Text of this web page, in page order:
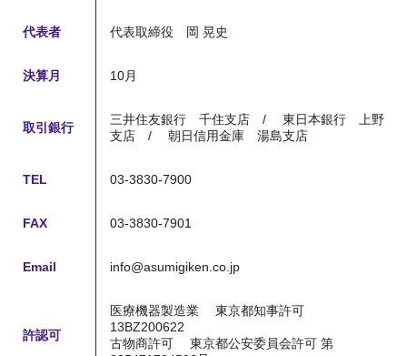
代表者 代表取締役 岡 晃史
決算月 10月
取引銀行
三井住友銀行 千住支店 /
東日本銀行 上野
支店 /
朝日信用金庫 湯島支店
TEL 03-3830-7900
FAX 03-3830-7901
Email info@asumigiken.co.jp
許認可
医療機器製造業
東京都知事許可
13BZ200622
古物商許可
東京都公安委員会許可 第